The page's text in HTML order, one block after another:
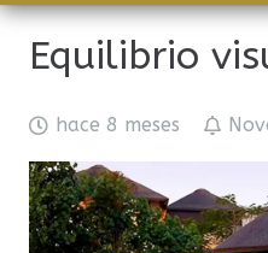
Equilibrio
hace 8 meses